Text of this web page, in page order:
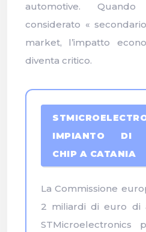
automotive.
considerato «
market, l’impatto
diventa critico.
IMPIANTO DI
CHIP A CATANIA
La Commissione
2 miliardi di euro di
STMicroelectronics